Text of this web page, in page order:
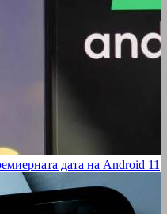
дата на Android 11